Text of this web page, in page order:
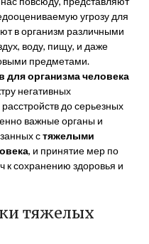
угрозу для
в организм различными
воду, пищу, и даже
предметами.
для организма человека
негативных
до серьезных
важные органы и
стяжелыми
, и принятие мер по
к сохранению здоровья и
тяжелых